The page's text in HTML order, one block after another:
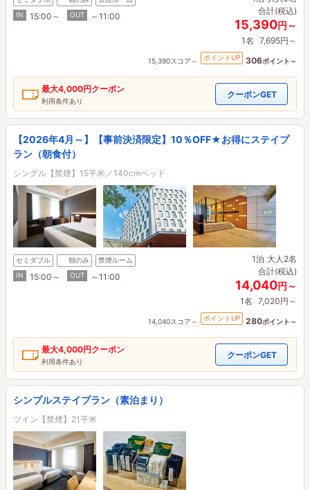
IN
15:00～ OUT ～11:00
合計(税込)
15,390円～
1名 7,695円～
15,390スコア～ ポイントUP 306ポイント～
最大4,000円クーポン
利用条件あり
クーポンGET
【2026年4月～】【事前決済限定】10％OFF★お得にステイプ
ラン（朝食付）
シングル【禁煙】15平米／140cmベッド
セミダブル 朝のみ
禁煙ルーム
IN
15:00～ OUT ～11:00
1泊 大人2名
合計(税込)
14,040円～
1名 7,020円～
14,040スコア～ ポイントUP 280ポイント～
最大4,000円クーポン
利用条件あり
クーポンGET
シンプルステイプラン（素泊まり）
ツイン【禁煙】21平米